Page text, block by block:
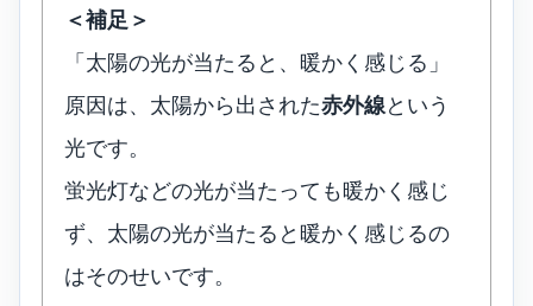
＜補足＞
「太陽の光が当たると、暖かく感じる」
原因は、太陽から出された赤外線という
光です。
蛍光灯などの光が当たっても暖かく感じ
ず、太陽の光が当たると暖かく感じるの
はそのせいです。